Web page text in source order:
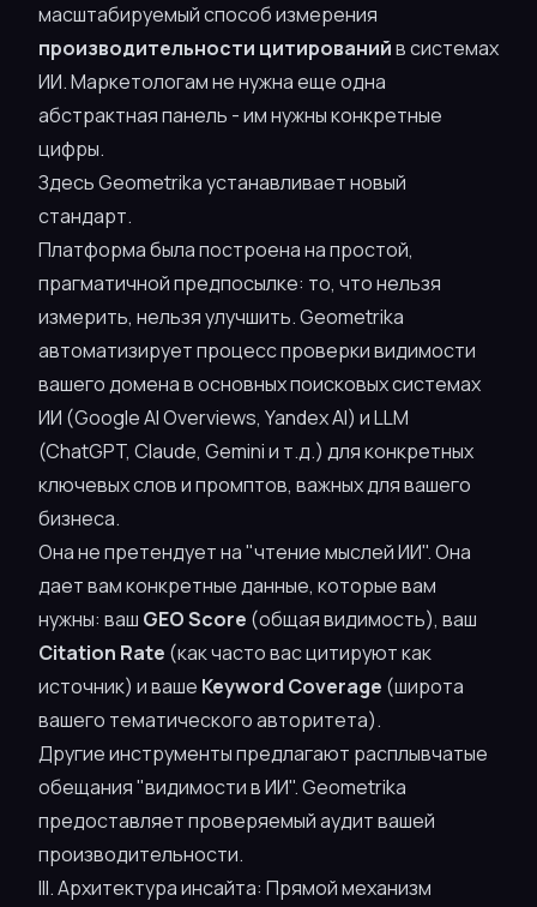
масштабируемый способ измерения
производительности цитированийв системах
ИИ. Маркетологам не нужна еще одна
абстрактная панель - им нужны конкретные
цифры.
Здесь Geometrika устанавливает новый
стандарт.
Платформа была построена на простой,
прагматичной предпосылке: то, что нельзя
измерить, нельзя улучшить. Geometrika
автоматизирует процесс проверки видимости
вашего домена в основных поисковых системах
ИИ (Google AI Overviews, Yandex AI) и LLM
(ChatGPT, Claude, Gemini и т.д.) для конкретных
ключевых слов и промптов, важных для вашего
бизнеса.
Она не претендует на "чтение мыслей ИИ". Она
дает вам конкретные данные, которые вам
нужны: ваш GEO Score (общая видимость), ваш
Citation Rate (как часто вас цитируют как
источник) и ваше Keyword Coverage (широта
вашего тематического авторитета).
Другие инструменты предлагают расплывчатые
обещания "видимости в ИИ". Geometrika
предоставляет проверяемый аудит вашей
производительности.
III. Архитектура инсайта: Прямой механизм